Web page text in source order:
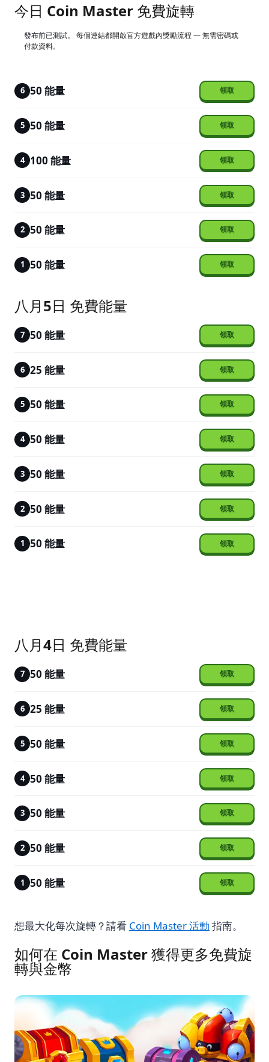
今日 Coin Master 免費旋轉
發布前已測試。
每個連結都開啟官方遊戲內獎勵流程 — 無需密碼或
付款資料。
6 50 能量
5 50 能量
4 100 能量
3 50 能量
2 50 能量
1 50 能量
八月5日 免費能量
7 50 能量
6 25 能量
5 50 能量
4 50 能量
3 50 能量
2 50 能量
1 50 能量
八月4日 免費能量
7 50 能量
6 25 能量
5 50 能量
4 50 能量
3 50 能量
2 50 能量
1 50 能量
想最大化每次旋轉？請看 Coin Master 活動 指南。
如何在 Coin Master 獲得更多免費旋
轉與金幣